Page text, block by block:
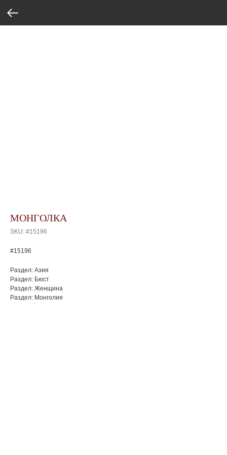
МОНГОЛКА
SKU: #15196
#15196
Раздел: Азия
Раздел: Бюст
Раздел: Женщина
Раздел: Монголия